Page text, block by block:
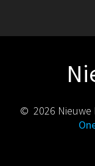
© 2026 Nieuwe